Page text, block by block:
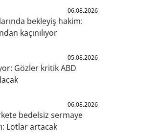
06.08.2026
bekleyiş hakim:
kaçınılıyor
05.08.2026
Gözler kritik ABD
06.08.2026
bedelsiz sermaye
Lotlar artacak